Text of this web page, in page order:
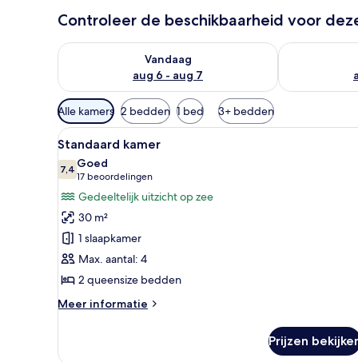
Controleer de beschikbaarheid voor
Vandaag
aug 6 - aug 7
De beschikbaarheid controleren voor vanavond aug
De
Beschikbare
filters
voor
kamers
Alle kamers 2 bedden 1 bed 3+ bedden
Alle
foto's
voor
Standaard
kamer
laden
Een hotelkamer met twee
7
Standaard kamer
7,47,4 van 10
Goed
17 beoordelingen
(17
beoordelingen)
Gedeeltelijk uitzicht op zee
30 m²
1 slaapkamer
Max. aantal: 4
2 queensize bedden
Meer informatie
Meer
Prijzen